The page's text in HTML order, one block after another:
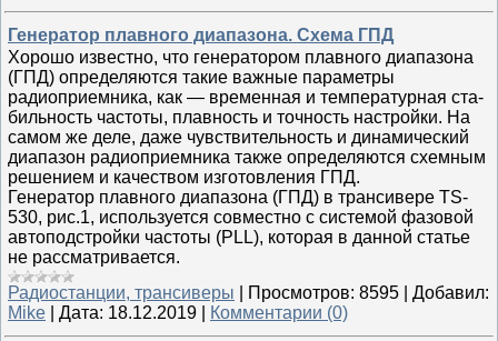
Генератор плавного диапазона. Схема ГПД
Хорошо известно, что генерато­ром плавного диапазона
(ГПД) определяются такие важные параметры
радиоприемника, как — временная и температурная ста­
бильность частоты, плавность и точность настройки. На
самом же деле, даже чувствительность и динамический
диапа­зон радиоприемника также оп­ределяются схемным
решением и качеством изготовления ГПД.
Генератор плавного диапазо­на (ГПД) в трансивере TS-
530, рис.1, используется совместно с системой фазовой
автоподст­ройки частоты (PLL), которая в данной статье
не рассматрива­ется.
Радиостанции, трансиверы
Просмотров: 8595
Добавил:
Mike
Дата: 18.12.2019 Комментарии (0)